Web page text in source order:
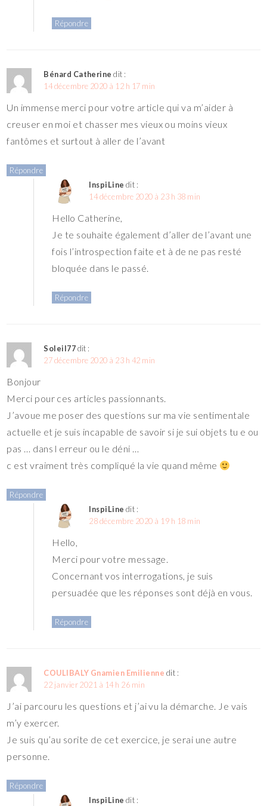
Répondre
Bénard Catherine dit :
14 décembre 2020 à 12 h 17 min
Un immense merci pour votre article qui va m’aider à
creuser en moi et chasser mes vieux ou moins vieux
fantômes et surtout à aller de l’avant
Répondre
InspiLine dit :
14 décembre 2020 à 23 h 38 min
Hello Catherine,
Je te souhaite également d’aller de l’avant une
fois l’introspection faite et à de ne pas resté
bloquée dans le passé.
Répondre
Soleil77dit :
27 décembre 2020 à 23 h 42 min
Bonjour
Merci pour ces articles passionnants.
J’avoue me poser des questions sur ma vie sentimentale
actuelle et je suis incapable de savoir si je sui objets tu e ou
pas … dans l erreur ou le déni …
c est vraiment très compliqué la vie quand même
Répondre
InspiLine dit :
28 décembre 2020 à 19 h 18 min
Hello,
Merci pour votre message.
Concernant vos interrogations, je suis
persuadée que les réponses sont déjà en vous.
Répondre
COULIBALY Gnamien Emilienne dit :
22 janvier 2021 à 14 h 26 min
J’ai parcouru les questions et j’ai vu la démarche. Je vais
m’y exercer.
Je suis qu’au sorite de cet exercice, je serai une autre
personne.
Répondre
InspiLine dit :